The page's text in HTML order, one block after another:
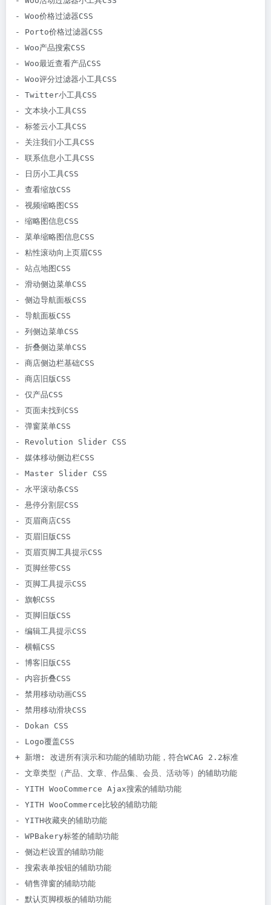
- Woo价格过滤器CSS
- Porto价格过滤器CSS
- Woo产品搜索CSS
- Woo最近查看产品CSS
- Woo评分过滤器小工具CSS
- Twitter小工具CSS
- 文本块小工具CSS
- 标签云小工具CSS
- 关注我们小工具CSS
- 联系信息小工具CSS
- 日历小工具CSS
- 查看缩放CSS
- 视频缩略图CSS
- 缩略图信息CSS
- 菜单缩略图信息CSS
- 粘性滚动向上页眉CSS
- 站点地图CSS
- 滑动侧边菜单CSS
- 侧边导航面板CSS
- 导航面板CSS
- 列侧边菜单CSS
- 折叠侧边菜单CSS
- 商店侧边栏基础CSS
- 商店旧版CSS
- 仅产品CSS
- 页面未找到CSS
- 弹窗菜单CSS
- Revolution Slider CSS
- 媒体移动侧边栏CSS
- Master Slider CSS
- 水平滚动条CSS
- 悬停分割层CSS
- 页眉商店CSS
- 页眉旧版CSS
- 页眉页脚工具提示CSS
- 页脚丝带CSS
- 页脚工具提示CSS
- 旗帜CSS
- 页脚旧版CSS
- 编辑工具提示CSS
- 横幅CSS
- 博客旧版CSS
- 内容折叠CSS
- 禁用移动动画CSS
- 禁用移动滑块CSS
- Dokan CSS
- Logo覆盖CSS
+ 新增: 改进所有演示和功能的辅助功能，符合WCAG 2.2标准
- 文章类型（产品、文章、作品集、会员、活动等）的辅助功能
- YITH WooCommerce Ajax搜索的辅助功能
- YITH WooCommerce比较的辅助功能
- YITH收藏夹的辅助功能
- WPBakery标签的辅助功能
- 侧边栏设置的辅助功能
- 搜索表单按钮的辅助功能
- 销售弹窗的辅助功能
- 默认页脚模板的辅助功能